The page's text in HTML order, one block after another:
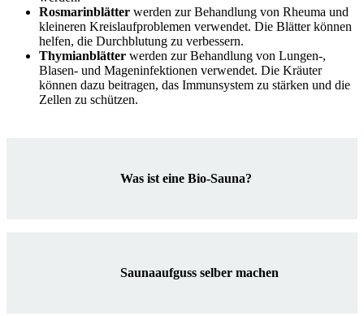
Rosmarinblätter werden zur Behandlung von Rheuma und
kleineren Kreislaufproblemen verwendet. Die Blätter können
helfen, die Durchblutung zu verbessern.
Thymianblätter werden zur Behandlung von Lungen-,
Blasen- und Mageninfektionen verwendet. Die Kräuter
können dazu beitragen, das Immunsystem zu stärken und die
Zellen zu schützen.
Was ist eine Bio-Sauna?
Saunaaufguss selber machen